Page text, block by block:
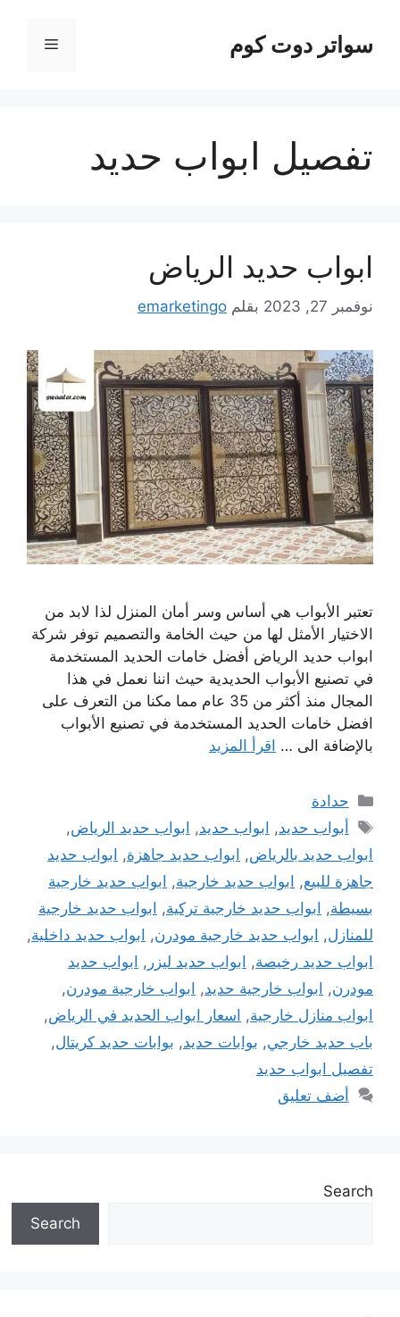
المحتوىسواتر دوت كوم القائمة
تفصيل ابواب حديد
ابواب حديد الرياض
نوفمبر 27, 2023 بقلم emarketingo
تعتبر الأبواب هي أساس وسر أمان المنزل لذا لابد من
الاختيار الأمثل لها من حيث الخامة والتصميم توفر شركة
ابواب حديد الرياض أفضل خامات الحديد المستخدمة
في تصنيع الأبواب الحديدية حيث اننا نعمل في هذا
المجال منذ أكثر من 35 عام مما مكنا من التعرف على
افضل خامات الحديد المستخدمة في تصنيع الأبواب
بالإضافة الى … اقرأ المزيد
التصنيفات
حدادة
الوسوم
أبواب حديد, ابواب حديد, ابواب حديد الرياض,
ابواب حديد بالرياض, ابواب حديد جاهزة, ابواب حديد
جاهزة للبيع, ابواب حديد خارجية, ابواب حديد خارجية
بسيطة, ابواب حديد خارجية تركية, ابواب حديد خارجية
للمنازل, ابواب حديد خارجية مودرن, ابواب حديد داخلية,
ابواب حديد رخيصة, ابواب حديد ليزر , ابواب حديد
مودرن, ابواب خارجية حديد, ابواب خارجية مودرن,
ابواب منازل خارجية, اسعار ابواب الحديد في الرياض,
باب حديد خارجي, بوابات حديد, بوابات حديد كريتال,
تفصيل ابواب حديد
أضف تعليق
Search
Search